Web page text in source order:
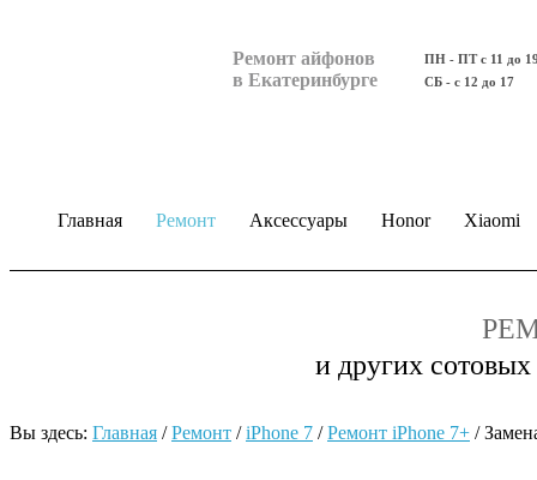
Ремонт айфонов
в Екатеринбурге
ПН - ПТ с 11 до
СБ - с 12 до 17
Главная Ремонт Аксессуары Honor Xiaomi
и других
Вы здесь: Главная /Ремонт /iPhone 7 /Ремонт iPhone 7+ /